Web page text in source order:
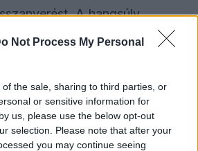
Not Process My Personal
the sale, sharing to third parties, or
or sensitive information for
us, please use the below opt-out
selection. Please note that after your
you may continue seeing
A hangsúly
hiszen a beszámoló
rásegítés aránya csökkenne
képest, miközben a
visszafogása egyértelmű cél.